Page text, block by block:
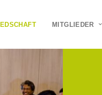
MITGLIEDER